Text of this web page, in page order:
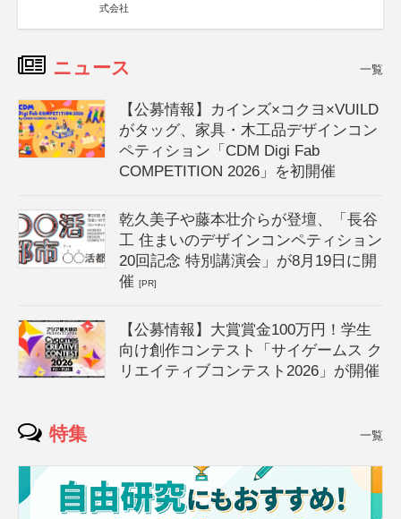
式会社
ニュース 一覧
【公募情報】カインズ×コクヨ×VUILD
がタッグ、家具・木工品デザインコン
ペティション「CDM Digi Fab
COMPETITION 2026」を初開催
乾久美子や藤本壮介らが登壇、「長谷
工 住まいのデザインコンペティション
20回記念 特別講演会」が8月19日に開
催[PR]
【公募情報】大賞賞金100万円！学生
向け創作コンテスト「サイゲームス ク
リエイティブコンテスト2026」が開催
特集 一覧